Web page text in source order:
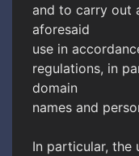
and to carry out
aforesaid
use in
regulations, in
domain
names and
In particular, the